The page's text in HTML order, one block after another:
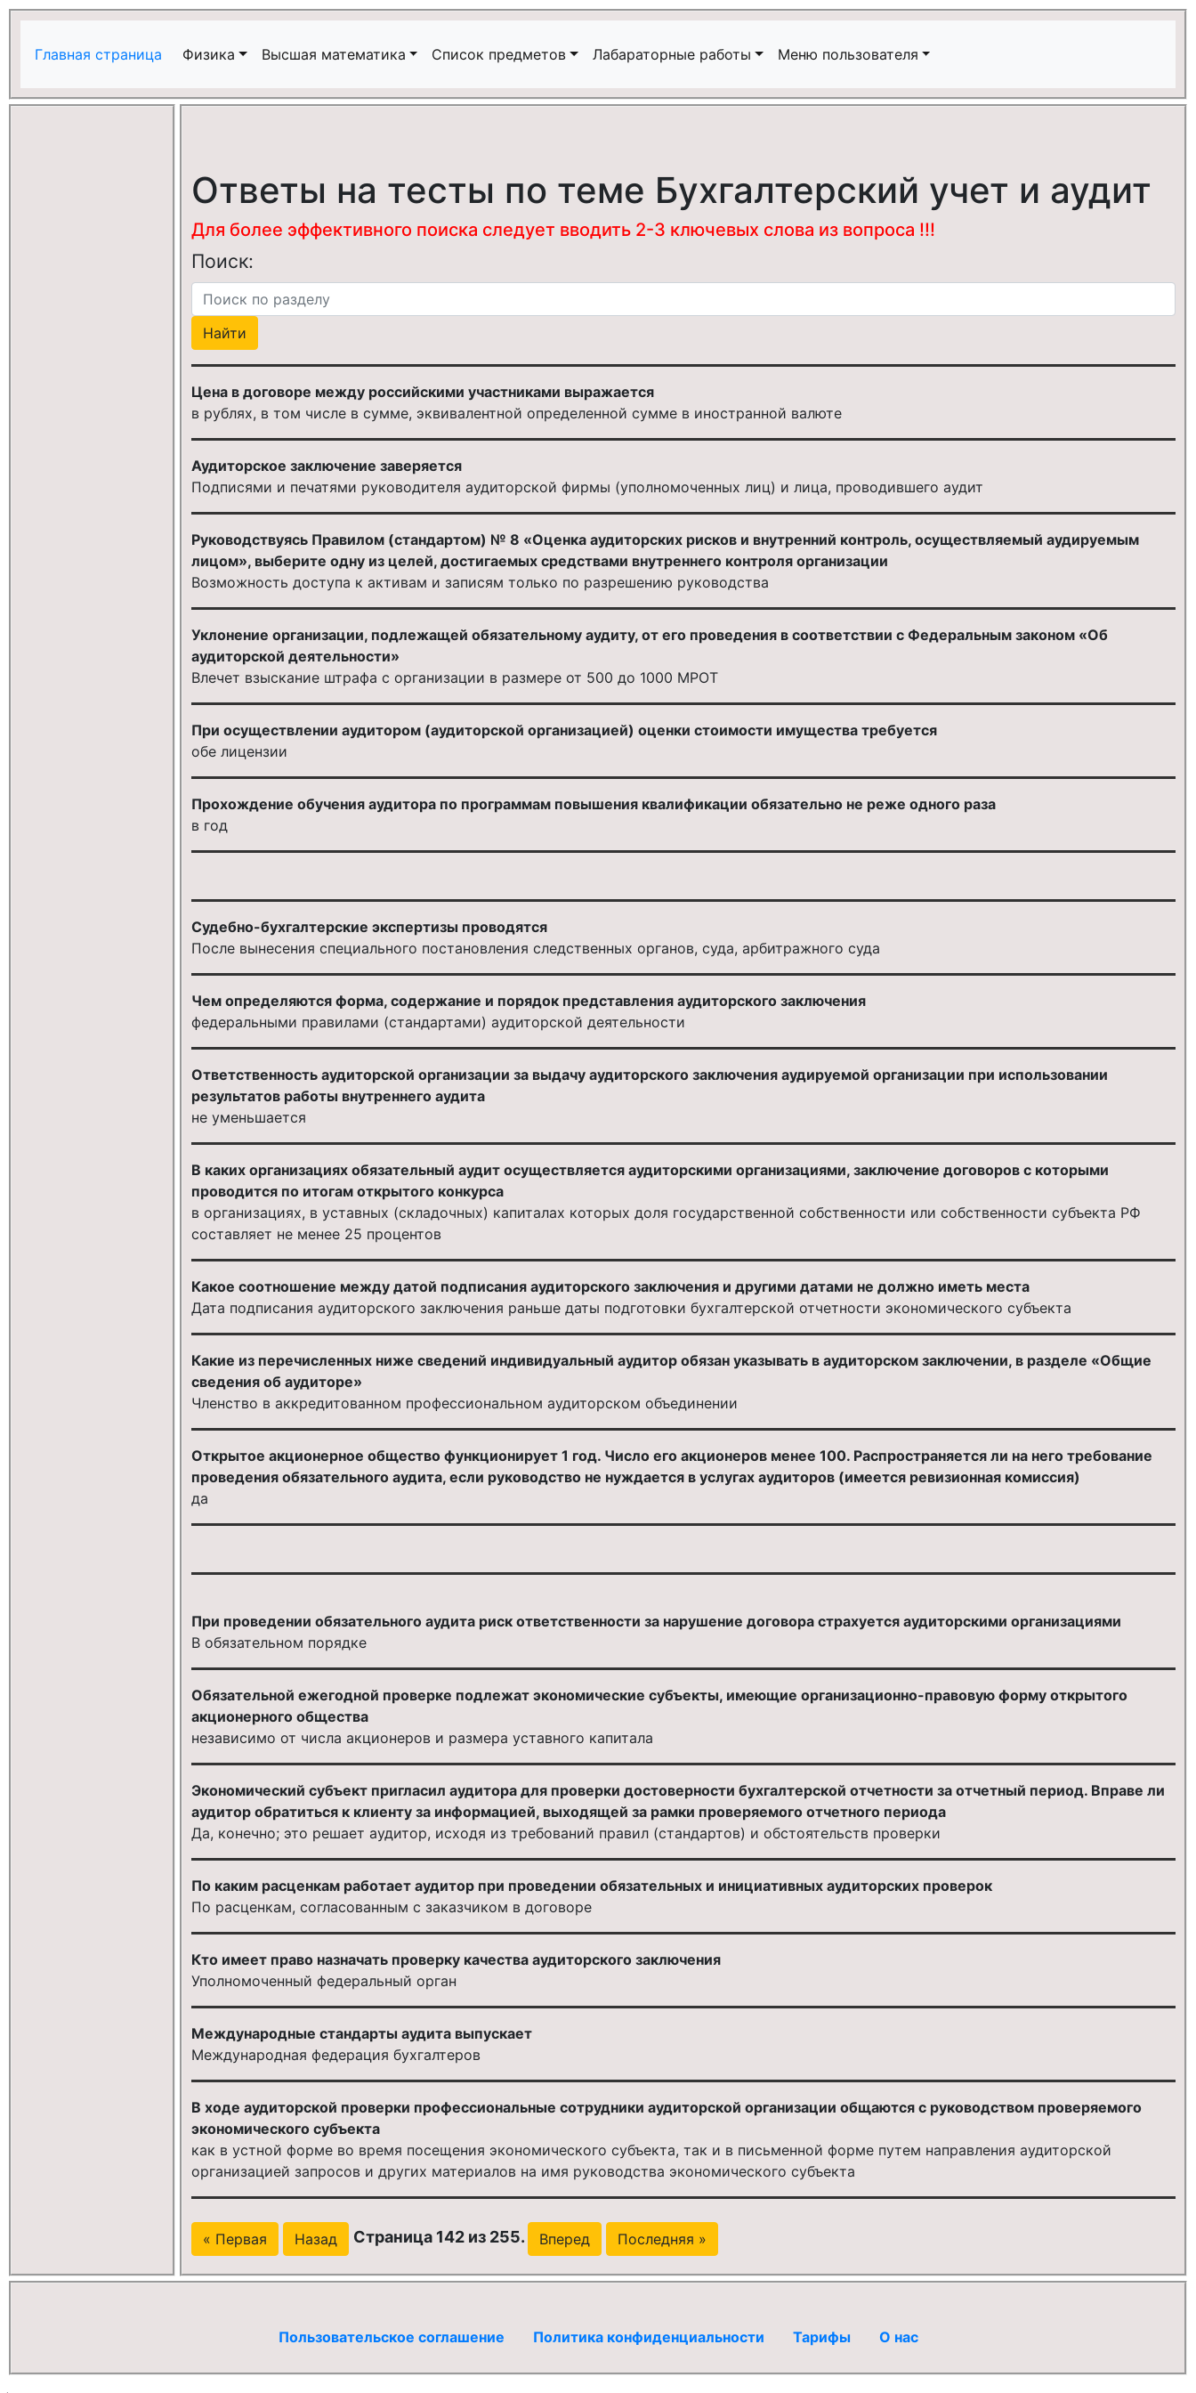
Главная страница Физика Высшая математика Список предметов Лабараторные работы Меню пользователя
Ответы на тесты по теме Бухгалтерский учет и аудит
Для более эффективного поиска следует вводить 2-3 ключевых слова из вопроса !!!
Поиск:
Цена в договоре между российскими участниками выражается
в рублях, в том числе в сумме, эквивалентной определенной сумме в иностранной валюте
Аудиторское заключение заверяется
Подписями и печатями руководителя аудиторской фирмы (уполномоченных лиц) и лица, проводившего аудит
Руководствуясь Правилом (стандартом) № 8 «Оценка аудиторских рисков и внутренний контроль, осуществляемый аудируемым
лицом», выберите одну из целей, достигаемых средствами внутреннего контроля организации
Возможность доступа к активам и записям только по разрешению руководства
Уклонение организации, подлежащей обязательному аудиту, от его проведения в соответствии с Федеральным законом «Об
аудиторской деятельности»
Влечет взыскание штрафа с организации в размере от 500 до 1000 МРОТ
При осуществлении аудитором (аудиторской организацией) оценки стоимости имущества требуется
обе лицензии
Прохождение обучения аудитора по программам повышения квалификации обязательно не реже одного раза
в год
Судебно-бухгалтерские экспертизы проводятся
После вынесения специального постановления следственных органов, суда, арбитражного суда
Чем определяются форма, содержание и порядок представления аудиторского заключения
федеральными правилами (стандартами) аудиторской деятельности
Ответственность аудиторской организации за выдачу аудиторского заключения аудируемой организации при использовании
результатов работы внутреннего аудита
не уменьшается
В каких организациях обязательный аудит осуществляется аудиторскими организациями, заключение договоров с которыми
проводится по итогам открытого конкурса
в организациях, в уставных (складочных) капиталах которых доля государственной собственности или собственности субъекта РФ
составляет не менее 25 процентов
Какое соотношение между датой подписания аудиторского заключения и другими датами не должно иметь места
Дата подписания аудиторского заключения раньше даты подготовки бухгалтерской отчетности экономического субъекта
Какие из перечисленных ниже сведений индивидуальный аудитор обязан указывать в аудиторском заключении, в разделе «Общие
сведения об аудиторе»
Членство в аккредитованном профессиональном аудиторском объединении
Открытое акционерное общество функционирует 1 год. Число его акционеров менее 100. Распространяется ли на него требование
проведения обязательного аудита, если руководство не нуждается в услугах аудиторов (имеется ревизионная комиссия)
да
При проведении обязательного аудита риск ответственности за нарушение договора страхуется аудиторскими организациями
В обязательном порядке
Обязательной ежегодной проверке подлежат экономические субъекты, имеющие организационно-правовую форму открытого
акционерного общества
независимо от числа акционеров и размера уставного капитала
Экономический субъект пригласил аудитора для проверки достоверности бухгалтерской отчетности за отчетный период. Вправе ли
аудитор обратиться к клиенту за информацией, выходящей за рамки проверяемого отчетного периода
Да, конечно; это решает аудитор, исходя из требований правил (стандартов) и обстоятельств проверки
По каким расценкам работает аудитор при проведении обязательных и инициативных аудиторских проверок
По расценкам, согласованным с заказчиком в договоре
Кто имеет право назначать проверку качества аудиторского заключения
Уполномоченный федеральный орган
Международные стандарты аудита выпускает
Международная федерация бухгалтеров
В ходе аудиторской проверки профессиональные сотрудники аудиторской организации общаются с руководством проверяемого
экономического субъекта
как в устной форме во время посещения экономического субъекта, так и в письменной форме путем направления аудиторской
организацией запросов и других материалов на имя руководства экономического субъекта
« Первая Назад Страница 142 из 255. Вперед Последняя »
Пользовательское соглашение Политика конфиденциальности Тарифы О нас